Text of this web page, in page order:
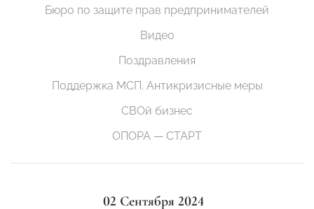
Бюро по защите прав предпринимателей
Видео
Поздравления
Поддержка МСП. Антикризисные меры
СВОй бизнес
ОПОРА — СТАРТ
02 Сентября 2024